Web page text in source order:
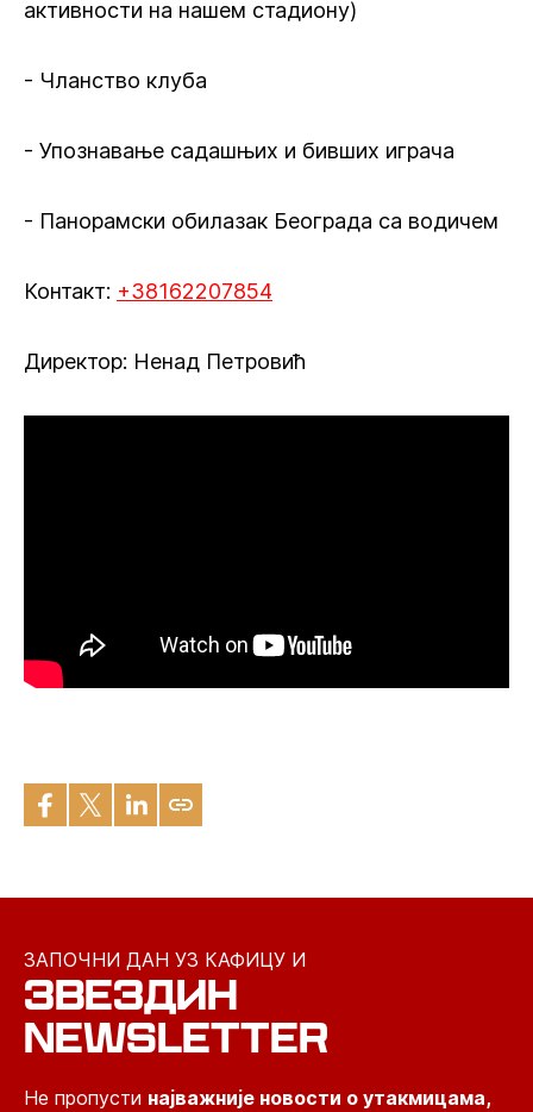
активности на нашем стадиону)
- Чланство клуба
- Упознавање садашњих и бивших играча
- Панорамски обилазак Београда са водичем
Контакт: +38162207854
Директор: Ненад Петровић
ЗАПОЧНИ ДАН УЗ КАФИЦУ И
ЗВЕЗДИН
NEWSLETTER
Не пропусти најважније новости о утакмицама,